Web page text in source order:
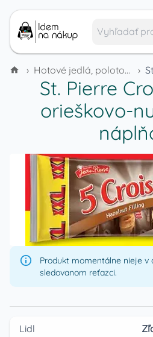
› Hotové jedlá, polotovary a mrazené výrobky ›
St. Pierre
orieškovo-
Produkt momentálne nieje v
sledovanom reťazci.
Lidl